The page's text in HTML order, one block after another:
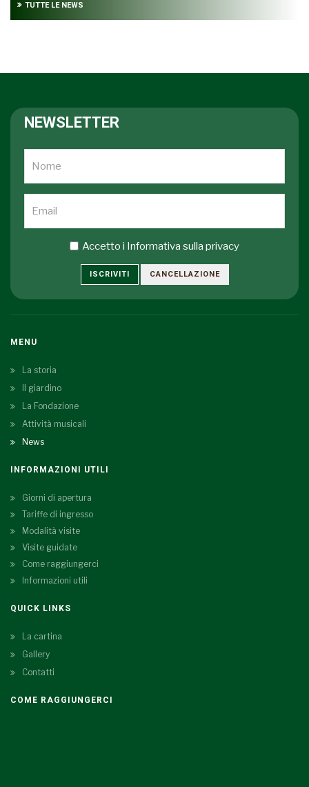
TUTTE LE NEWS
NEWSLETTER
Accetto i Informativa sulla privacy
ISCRIVITI CANCELLAZIONE
MENU
La storia
Il giardino
La Fondazione
Attività musicali
News
INFORMAZIONI UTILI
Giorni di apertura
Tariffe di ingresso
Modalità visite
Visite guidate
Come raggiungerci
Informazioni utili
QUICK LINKS
La cartina
Gallery
Contatti
COME RAGGIUNGERCI